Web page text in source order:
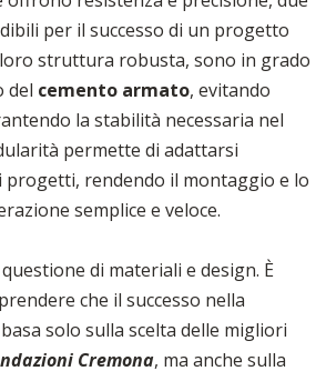
per il successo di un progetto
struttura robusta, sono in grado
del cemento armato, evitando
la stabilità necessaria nel
permette di adattarsi
progetti, rendendo il montaggio e lo
semplice e veloce.
di materiali e design. È
che il successo nella
solo sulla scelta delle migliori
Cremona, ma anche sulla